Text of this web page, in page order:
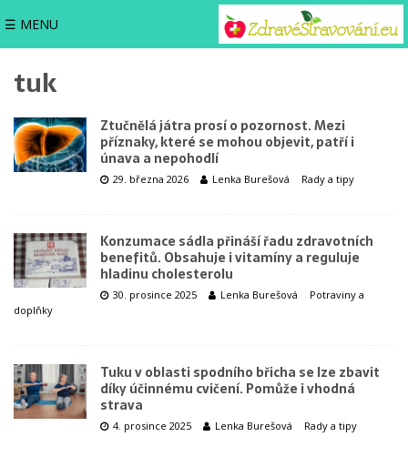
☰ MENU
tuk
Ztučnělá játra prosí o pozornost. Mezi
příznaky, které se mohou objevit, patří i
únava a nepohodlí
29. března 2026 Lenka Burešová Rady a tipy
Konzumace sádla přináší řadu zdravotních
benefitů. Obsahuje i vitamíny a reguluje
hladinu cholesterolu
30. prosince 2025 Lenka Burešová
Potraviny a
doplňky
Tuku v oblasti spodního břicha se lze zbavit
díky účinnému cvičení. Pomůže i vhodná
strava
4. prosince 2025 Lenka Burešová Rady a tipy